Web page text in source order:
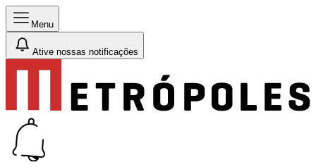
Menu
Ative nossas notificações